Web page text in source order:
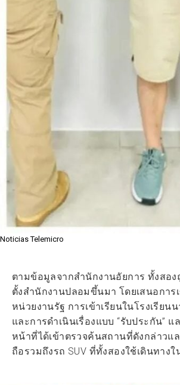
Noticias Telemicro
ตามข้อมูลจากสำนักงานอัยการ ทั้งสอง
ตั้งสำนักงานปลอมขึ้นมา โดยเสนอการ
หน่วยงานรัฐ การเข้าเรียนในโรงเรียน
และการดำเนินเรื่องแบบ “รับประกัน” แ
หน้าที่ได้เข้าตรวจค้นสถานที่ดังกล่าวแ
ถือรวมถึงรถ SUV ที่ทั้งสองใช้เดินทาง